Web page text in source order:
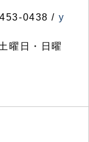
0438 / y
曜日・日曜